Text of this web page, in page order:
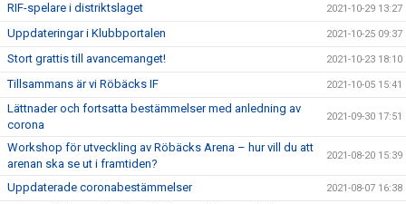
RIF-spelare i distriktslaget 2021-10-29 13:27
Uppdateringar i Klubbportalen 2021-10-25 09:37
Stort grattis till avancemanget! 2021-10-23 18:10
Tillsammans är vi Röbäcks IF 2021-10-05 15:41
Lättnader och fortsatta bestämmelser med anledning av
corona
2021-09-30 17:51
Workshop för utveckling av Röbäcks Arena – hur vill du att
arenan ska se ut i framtiden?
2021-08-20 15:39
Uppdaterade coronabestämmelser 2021-08-07 16:38